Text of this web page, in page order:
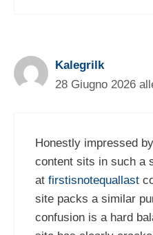
Kalegrilk
28 Giugno 2026
Honestly impressed
content sits in such a
at firstisnotequallast
site packs a similar
confusion is a hard